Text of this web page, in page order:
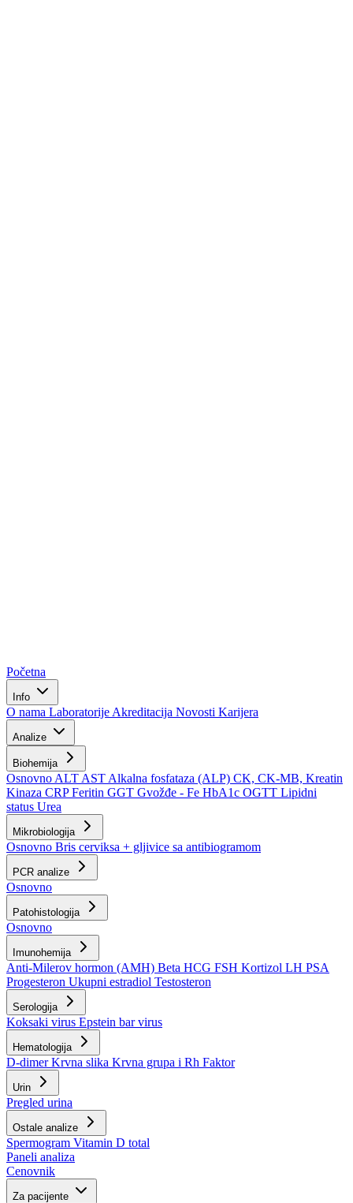
Početna
Info
O nama Laboratorije Akreditacija Novosti Karijera
Analize
Biohemija
Osnovno ALT AST Alkalna fosfataza (ALP) CK, CK-MB, Kreatin
Kinaza CRPFeritin GGT Gvožđe - Fe HbA1c OGTT Lipidni
status Urea
Mikrobiologija
Osnovno Bris cerviksa + gljivice sa antibiogramom
PCR analize
Osnovno
Patohistologija
Osnovno
Imunohemija
Anti-Milerov hormon (AMH) Beta HCG FSH Kortizol LH PSA
Progesteron Ukupni estradiol Testosteron
Serologija
Koksaki virus Epstein bar virus
Hematologija
D-dimerKrvna slika Krvna grupa i Rh Faktor
Urin
Pregled urina
Ostale analize
Spermogram Vitamin D total
Paneli analiza
Cenovnik
Za pacijente